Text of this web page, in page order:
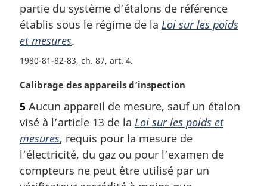
g
i
n
l
e
partie du système d’étalons de référence
établis sous le régime de la Loi sur les poids
et mesures.
1980-81-82-83, ch. 87, art. 4
N
t
e
m
a
g
Calibrage des appareils d’inspection
5 Aucun appareil de mesure, sauf un étalon
visé à l’article 13 de la Loi sur les poids et
mesures, requis pour la mesure de
l’électricité, du gaz ou pour l’examen de
compteurs ne peut être utilisé par un